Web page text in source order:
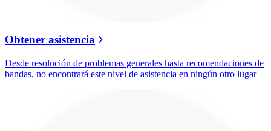
Obtener asistencia
Desde resolución de problemas generales hasta recomendaciones de
bandas, no encontrará este nivel de asistencia en ningún otro lugar